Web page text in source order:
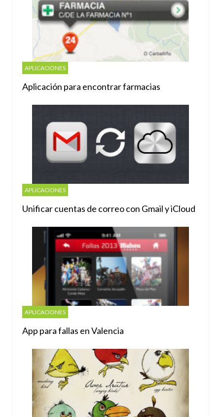
APLICACIONES
Aplicación para encontrar farmacias
APLICACIONES
Unificar cuentas de correo con Gmail y iCloud
APLICACIONES
App para fallas en Valencia